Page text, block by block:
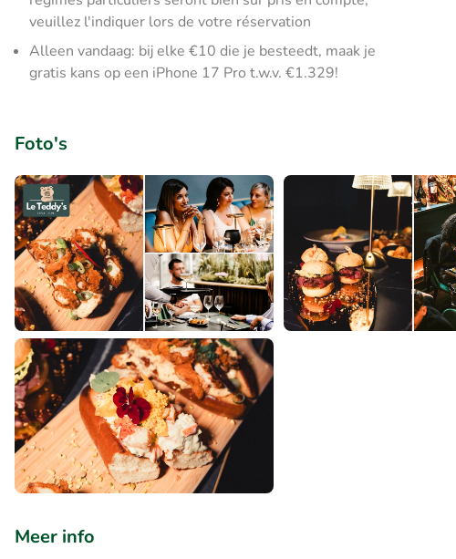
veuillez l'indiquer lors de votre réservation
Alleen vandaag: bij elke €10 die je besteedt, maak je
gratis kans op een iPhone 17 Pro t.w.v. €1.329!
Foto's
Meer info